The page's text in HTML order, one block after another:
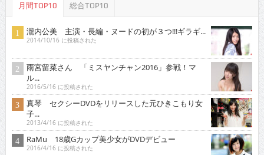
月間TOP10 総合TOP10
瀧内公美 主演・長編・ヌードの初が３つ!!!ギラギ...
2014/10/16 に投稿された
雨宮留菜さん 「ミスヤンチャン2016」参戦！マ
ル...
2016/5/16 に投稿された
真琴 セクシーDVDをリリースした元ひきこもり女
子...
2013/4/16 に投稿された
RaMu 18歳Gカップ美少女がDVDデビュー
2016/4/16 に投稿された